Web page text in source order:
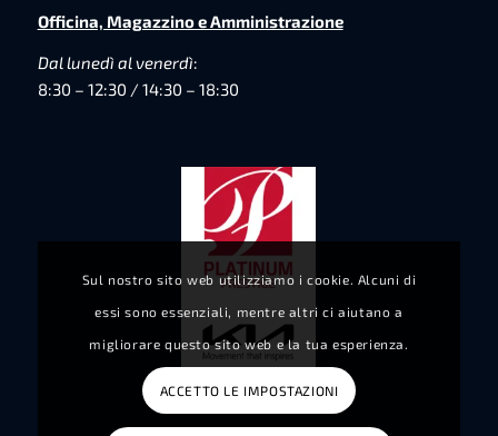
Officina, Magazzino e Amministrazione
Dal lunedì al venerdì:
8:30 – 12:30 / 14:30 – 18:30
Sul nostro sito web utilizziamo i cookie. Alcuni di
essi sono essenziali, mentre altri ci aiutano a
migliorare questo sito web e la tua esperienza.
ACCETTO LE IMPOSTAZIONI